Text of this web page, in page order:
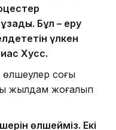
Бұл – еру
үлкен
Хусс.
соңғы
жылдам жоғалып
өлшейміз. Екі